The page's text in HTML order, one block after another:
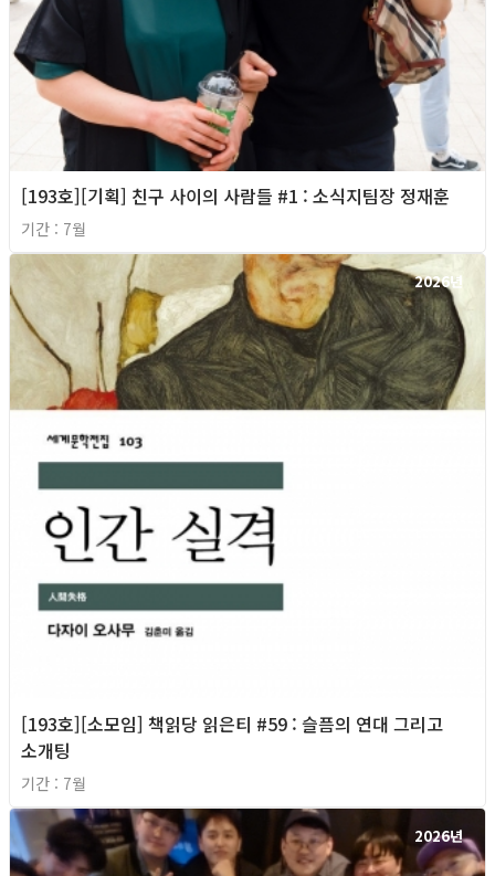
[193호][기획] 친구 사이의 사람들 #1 : 소식지팀장 정재훈
기간 : 7월
2026년
[193호][소모임] 책읽당 읽은티 #59 : 슬픔의 연대 그리고
소개팅
기간 : 7월
2026년